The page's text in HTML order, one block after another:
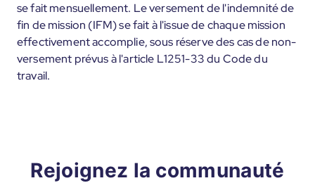
se fait mensuellement. Le versement de l'indemnité de
fin de mission (IFM) se fait à l'issue de chaque mission
effectivement accomplie, sous réserve des cas de non-
versement prévus à l'article L1251-33 du Code du
travail.
Rejoignez la communauté